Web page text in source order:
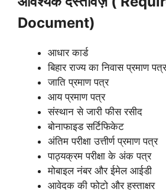
Document)
आधार कार्ड
बिहार राज्य का निवास प्रमाण पत्र
जाति प्रमाण पत्र
आय प्रमाण पत्र
संस्थान से जारी फीस रसीद
बोनाफाइड सर्टिफिकेट
अंतिम परीक्षा उत्तीर्ण प्रमाण पत्र
पाठ्यक्रम परीक्षा के अंक पत्र
मोबाइल नंबर और ईमेल आईडी
आवेदक की फोटो और हस्ताक्षर